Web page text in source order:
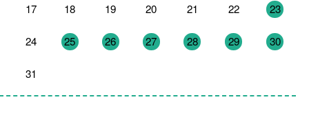
17 18 19 20 21 22 23
24 25 26 27 28 29 30
31